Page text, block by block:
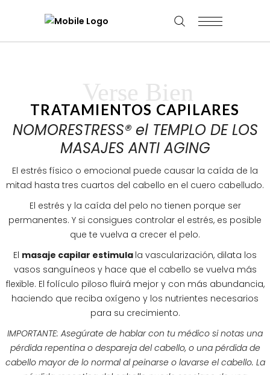
Verse Bien
TRATAMIENTOS CAPILARES
NOMORESTRESS® el TEMPLO DE LOS
MASAJES ANTI AGING
El estrés físico o emocional puede causar la caída de la
mitad hasta tres cuartos del cabello en el cuero cabelludo.
El estrés y la caída del pelo no tienen porque ser
permanentes. Y si consigues controlar el estrés, es posible
que te vuelva a crecer el pelo.
El masaje capilar estimula la vascularización, dilata los
vasos sanguíneos y hace que el cabello se vuelva más
flexible. El folículo piloso fluirá mejor y con más abundancia,
haciendo que reciba oxígeno y los nutrientes necesarios
para su crecimiento.
IMPORTANTE: Asegúrate de hablar con tu médico si notas una
pérdida repentina o despareja del cabello, o una pérdida de
cabello mayor de lo normal al peinarse o lavarse el cabello. La